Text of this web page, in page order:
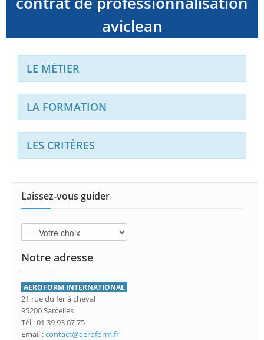
aviclean
LE MÉTIER
LA FORMATION
LES CRITÈRES
Laissez-vous guider
Notre adresse
AEROFORM INTERNATIONAL
21 rue du fer à cheval
95200 Sarcelles
Tél : 01 39 93 07 75
Email :contact@aeroform.fr